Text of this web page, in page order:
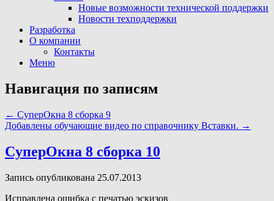
Новые возможности технической поддержки
Новости техподдержки
Разработка
О компании
Контакты
Меню
Навигация по записям
← CуперОкна 8 cборка 9
Добавлены обучающие видео по справочнику Вставки. →
CуперОкна 8 cборка 10
Запись опубликована 25.07.2013
Исправлена ошибка с печатью эскизов